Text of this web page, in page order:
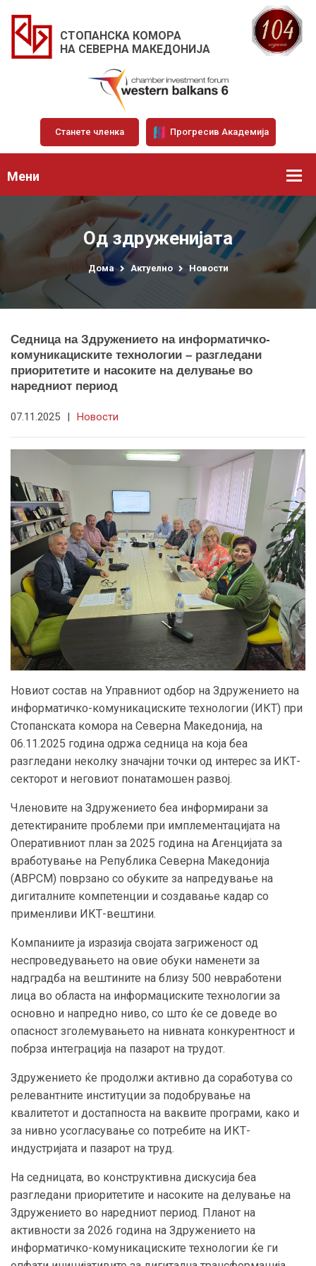
СТОПАНСКА КОМОРА
НА СЕВЕРНА МАКЕДОНИЈА
Станете членка Прогресив Академија
Мени
Од здруженијата
Дома Актуелно Новости
Седница на Здружението на информатичко-
комуникациските технологии – разгледани
приоритетите и насоките на делување во
наредниот период
07.11.2025 | Новости
Новиот состав на Управниот одбор на Здружението на
информатичко-комуникациските технологии (ИКТ) при
Стопанската комора на Северна Македонија, на
06.11.2025 година одржа седница на која беа
разгледани неколку значајни точки од интерес за ИКТ-
секторот и неговиот понатамошен развој.
Членовите на Здружението беа информирани за
детектираните проблеми при имплементацијата на
Оперативниот план за 2025 година на Агенцијата за
вработување на Република Северна Македонија
(АВРСМ) поврзано со обуките за напредување на
дигиталните компетенции и создавање кадар со
применливи ИКТ-вештини.
Компаниите ја изразија својата загриженост од
неспроведувањето на овие обуки наменети за
надградба на вештините на близу 500 невработени
лица во областа на информациските технологии за
основно и напредно ниво, со што ќе се доведе во
опасност зголемувањето на нивната конкурентност и
побрза интеграција на пазарот на трудот.
Здружението ќе продолжи активно да соработува со
релевантните институции за подобрување на
квалитетот и достапноста на ваквите програми, како и
за нивно усогласување со потребите на ИКТ-
индустријата и пазарот на труд.
На седницата, во конструктивна дискусија беа
разгледани приоритетите и насоките на делување на
Здружението во наредниот период. Планот на
активности за 2026 година на Здружението на
информатичко-комуникациските технологии ќе ги